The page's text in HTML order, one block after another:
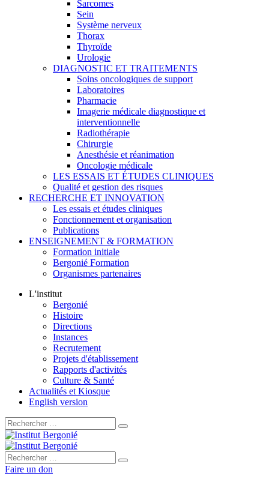
Sarcomes
Sein
Système nerveux
Thorax
Thyroïde
Urologie
DIAGNOSTIC ET TRAITEMENTS
Soins oncologiques de support
Laboratoires
Pharmacie
Imagerie médicale diagnostique et
interventionnelle
Radiothérapie
Chirurgie
Anesthésie et réanimation
Oncologie médicale
LES ESSAIS ET ÉTUDES CLINIQUES
Qualité et gestion des risques
RECHERCHE ET INNOVATION
Les essais et études cliniques
Fonctionnement et organisation
Publications
ENSEIGNEMENT & FORMATION
Formation initiale
Bergonié Formation
Organismes partenaires
L'institut
Bergonié
Histoire
Directions
Instances
Recrutement
Projets d'établissement
Rapports d'activités
Culture & Santé
Actualités et Kiosque
English version
Rechercher :
Rechercher :
Faire un don